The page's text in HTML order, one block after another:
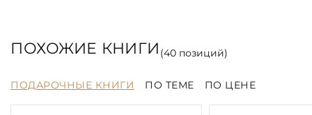
ПОХОЖИЕ КНИГИ (40позиций)
ПОДАРОЧНЫЕ КНИГИ ПО ТЕМЕ ПО ЦЕНЕ